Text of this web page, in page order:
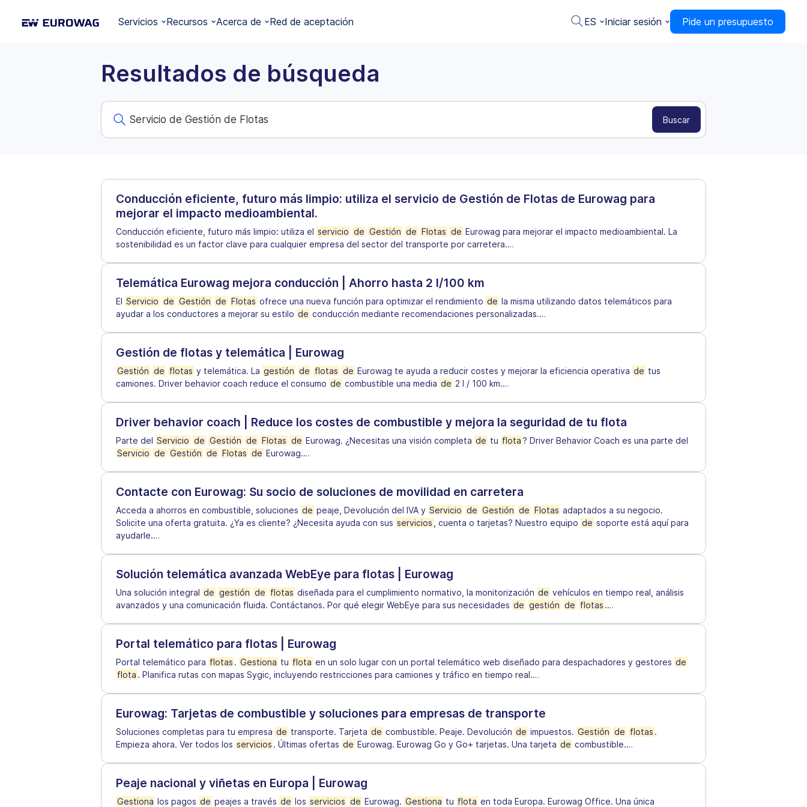
Servicios Recursos Acerca de Red de aceptación ES Iniciar sesión Pide un presupuesto
Resultados de búsqueda
Conducción eficiente, futuro más limpio: utiliza el servicio de Gestión de Flotas de Eurowag para
mejorar el impacto medioambiental.
Conducción eficiente, futuro más limpio: utiliza el servicio de Gestión de Flotas de Eurowag para mejorar el impacto medioambiental. La
sostenibilidad es un factor clave para cualquier empresa del sector del transporte por carretera.…
Telemática Eurowag mejora conducción | Ahorro hasta 2 l/100 km
El Servicio de Gestión de Flotas ofrece una nueva función para optimizar el rendimiento de la misma utilizando datos telemáticos para
ayudar a los conductores a mejorar su estilo de conducción mediante recomendaciones personalizadas.…
Gestión de flotas y telemática | Eurowag
Gestión de flotas y telemática. La gestión de flotas de Eurowag te ayuda a reducir costes y mejorar la eficiencia operativa de tus
camiones. Driver behavior coach reduce el consumo de combustible una media de 2 l / 100 km.…
Driver behavior coach | Reduce los costes de combustible y mejora la seguridad de tu flota
Parte del Servicio de Gestión de Flotas de Eurowag. ¿Necesitas una visión completa de tu flota ? Driver Behavior Coach es una parte del
Servicio de Gestión de Flotas de Eurowag.…
Contacte con Eurowag: Su socio de soluciones de movilidad en carretera
Acceda a ahorros en combustible, soluciones de peaje, Devolución del IVA y Servicio de Gestión de Flotas adaptados a su negocio.
Solicite una oferta gratuita. ¿Ya es cliente? ¿Necesita ayuda con sus servicios , cuenta o tarjetas? Nuestro equipo de soporte está aquí para
ayudarle.…
Solución telemática avanzada WebEye para flotas | Eurowag
Una solución integral de gestión de flotas diseñada para el cumplimiento normativo, la monitorización de vehículos en tiempo real, análisis
avanzados y una comunicación fluida. Contáctanos. Por qué elegir WebEye para sus necesidades de gestión de flotas .…
Portal telemático para flotas | Eurowag
Portal telemático para flotas . Gestiona tu flota en un solo lugar con un portal telemático web diseñado para despachadores y gestores de
flota . Planifica rutas con mapas Sygic, incluyendo restricciones para camiones y tráfico en tiempo real.…
Eurowag: Tarjetas de combustible y soluciones para empresas de transporte
Soluciones completas para tu empresa de transporte. Tarjeta de combustible. Peaje. Devolución de impuestos. Gestión de flotas .
Empieza ahora. Ver todos los servicios . Últimas ofertas de Eurowag. Eurowag Go y Go+ tarjetas. Una tarjeta de combustible.…
Peaje nacional y viñetas en Europa | Eurowag
Gestiona los pagos de peajes a través de los servicios de Eurowag. Gestiona tu flota en toda Europa. Eurowag Office. Una única